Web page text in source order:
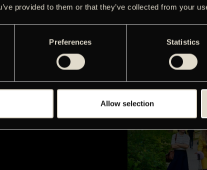
provided to them or that they’ve collected from your
Preferences Statistics
Allow selection
Films with English
Screenings with
our sister cinema,